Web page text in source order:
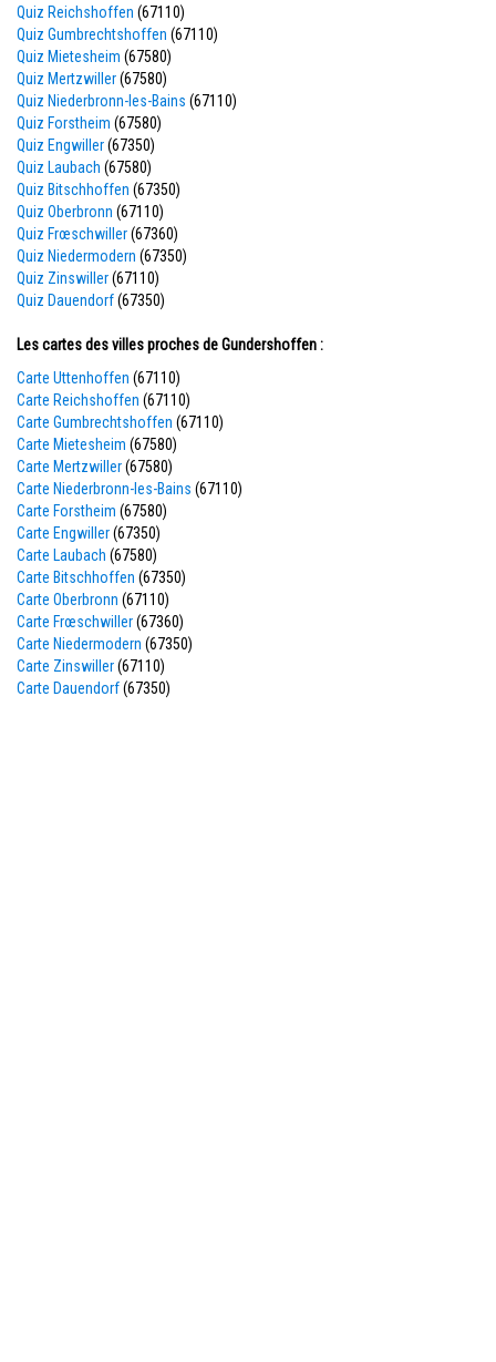
Quiz Reichshoffen (67110)
Quiz Gumbrechtshoffen (67110)
Quiz Mietesheim (67580)
Quiz Mertzwiller(67580)
Quiz Niederbronn-les-Bains (67110)
Quiz Forstheim (67580)
Quiz Engwiller(67350)
Quiz Laubach (67580)
Quiz Bitschhoffen (67350)
Quiz Oberbronn (67110)
Quiz Frœschwiller(67360)
Quiz Niedermodern (67350)
Quiz Zinswiller(67110)
Quiz Dauendorf(67350)
Les cartes des villes proches de Gundershoffen :
Carte Uttenhoffen (67110)
Carte Reichshoffen (67110)
Carte Gumbrechtshoffen (67110)
Carte Mietesheim (67580)
Carte Mertzwiller(67580)
Carte Niederbronn-les-Bains (67110)
Carte Forstheim (67580)
Carte Engwiller(67350)
Carte Laubach (67580)
Carte Bitschhoffen (67350)
Carte Oberbronn (67110)
Carte Frœschwiller(67360)
Carte Niedermodern (67350)
Carte Zinswiller(67110)
Carte Dauendorf(67350)